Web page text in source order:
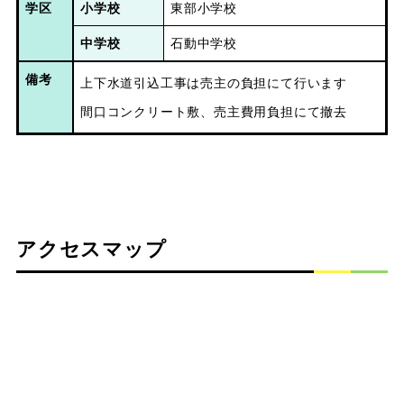
学区 小学校 東部小学校
中学校 石動中学校
備考
上下水道引込工事は売主の負担にて行います
間口コンクリート敷、売主費用負担にて撤去
アクセスマップ